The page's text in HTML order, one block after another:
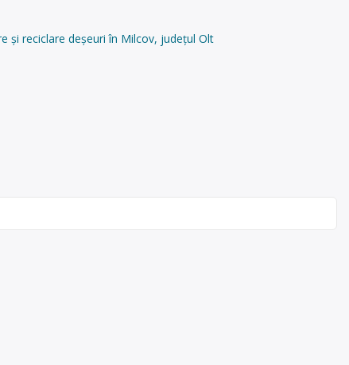
și reciclare deșeuri în Milcov, județul Olt